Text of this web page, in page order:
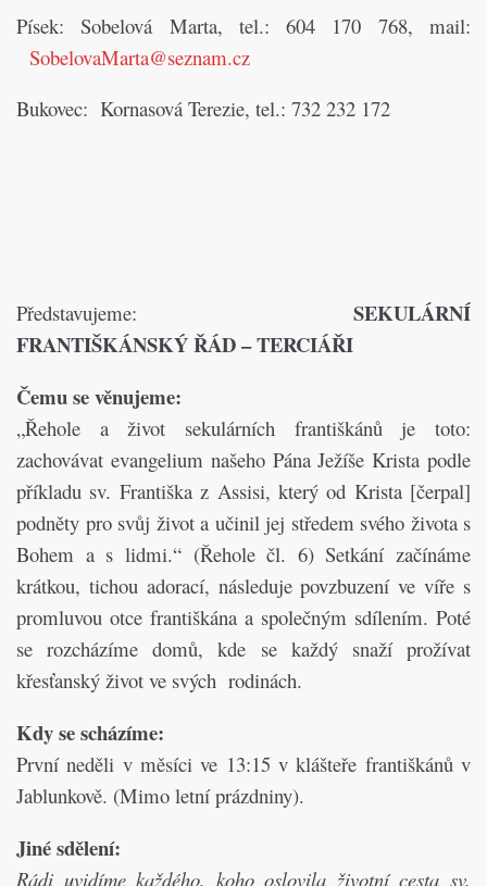
Písek: Sobelová Marta, tel.: 604 170 768, mail:
SobelovaMarta@seznam.cz
Bukovec: Kornasová Terezie, tel.: 732 232 172
Představujeme: SEKULÁRNÍ
FRANTIŠKÁNSKÝ ŘÁD – TERCIÁŘI
Čemu se věnujeme:
„Řehole a život sekulárních františkánů je toto:
zachovávat evangelium našeho Pána Ježíše Krista podle
příkladu sv. Františka z Assisi, který od Krista [čerpal]
podněty pro svůj život a učinil jej středem svého života s
Bohem a s lidmi.“ (Řehole čl. 6) Setkání začínáme
krátkou, tichou adorací, následuje povzbuzení ve víře s
promluvou otce františkána a společným sdílením. Poté
se rozcházíme domů, kde se každý snaží prožívat
křesťanský život ve svých rodinách.
Kdy se scházíme:
První neděli v měsíci ve 13:15 v klášteře františkánů v
Jablunkově. (Mimo letní prázdniny).
Jiné sdělení:
Rádi uvidíme každého, koho oslovila životní cesta sv.